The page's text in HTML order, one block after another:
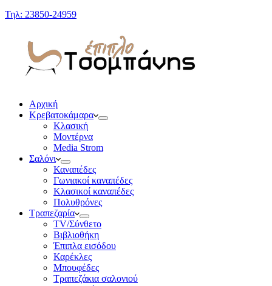
Τηλ: 23850-24959
Αρχική
Κρεβατοκάμαρα
Κλασική
Μοντέρνα
Media Strom
Σαλόνι
Καναπέδες
Γωνιακοί καναπέδες
Κλασικοί καναπέδες
Πολυθρόνες
Τραπεζαρία
TV/Σύνθετο
Βιβλιοθήκη
Έπιπλα εισόδου
Καρέκλες
Μπουφέδες
Τραπεζάκια σαλονιού